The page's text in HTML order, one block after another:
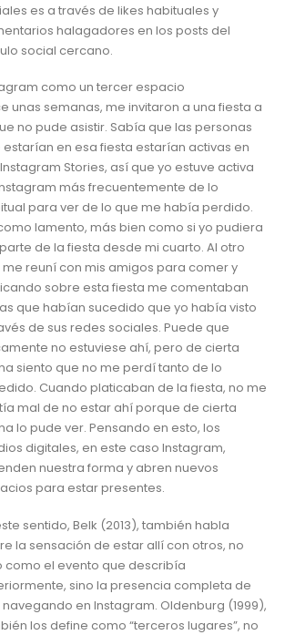
es a través de likes habituales y
halagadores en los posts del
social cercano.
como un tercer espacio
unas semanas, me invitaron a una fiesta a
no pude asistir. Sabía que las personas
estarían en esa fiesta estarían activas en
Stories, así que yo estuve activa
más frecuentemente de lo
para ver de lo que me había perdido.
lamento, más bien como si yo pudiera
de la fiesta desde mi cuarto. Al otro
me reuní con mis amigos para comer y
sobre esta fiesta me comentaban
que habían sucedido que yo había visto
de sus redes sociales. Puede que
no estuviese ahí, pero de cierta
siento que no me perdí tanto de lo
Cuando platicaban de la fiesta, no me
mal de no estar ahí porque de cierta
lo pude ver. Pensando en esto, los
digitales, en este caso Instagram,
nuestra forma y abren nuevos
para estar presentes.
sentido, Belk (2013), también habla
la sensación de estar allí con otros, no
como el evento que describía
sino la presencia completa de
en Instagram. Oldenburg (1999),
los define como “terceros lugares”, no